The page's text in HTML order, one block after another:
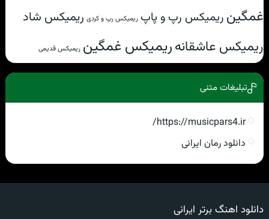
غمگین ریمیکس رپ و پاپ ریمیکس رپ و کردی ریمیکس شاد
ریمیکس عاشقانهریمیکس غمگین ریمیکس قدیمی
تبلیغات متنی
https://musicpars4.ir/
دانلود رمان ایرانی
دانلود اهنگ برتر ایرانی